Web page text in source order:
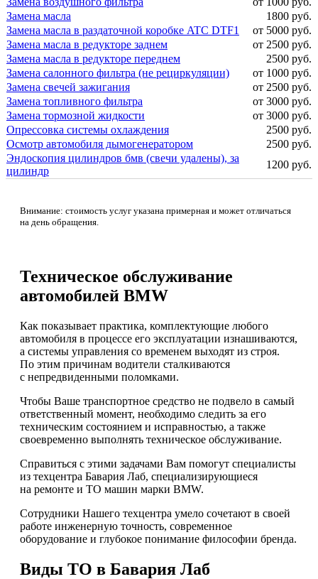
Замена масла
1800 руб.
Замена масла в раздаточной коробке ATC DTF1
от 5000 руб.
Замена масла в редукторе заднем
от 2500 руб.
Замена масла в редукторе переднем
2500 руб.
Замена салонного фильтра (не рециркуляции)
от 1000 руб.
Замена свечей зажигания
от 2500 руб.
Замена топливного фильтра
от 3000 руб.
Замена тормозной жидкости
от 3000 руб.
Опрессовка системы охлаждения
2500 руб.
Осмотр автомобиля дымогенератором
2500 руб.
Эндоскопия цилиндров бмв (свечи удалены), за
цилиндр
1200 руб.
Внимание: стоимость услуг указана примерная и может отличаться
на день обращения.
Техническое обслуживание
автомобилей BMW
Как показывает практика, комплектующие любого
автомобиля в процессе его эксплуатации изнашиваются,
а системы управления со временем выходят из строя.
По этим причинам водители сталкиваются
с непредвиденными поломками.
Чтобы Ваше транспортное средство не подвело в самый
ответственный момент, необходимо следить за его
техническим состоянием и исправностью, а также
своевременно выполнять техническое обслуживание.
Справиться с этими задачами Вам помогут специалисты
из техцентра Бавария Лаб, специализирующиеся
на ремонте и ТО машин марки BMW.
Сотрудники Нашего техцентра умело сочетают в своей
работе инженерную точность, современное
оборудование и глубокое понимание философии бренда.
Виды ТО в Бавария Лаб